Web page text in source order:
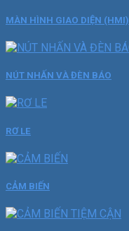
MÀN HÌNH GIAO DIỆN (HMI)
NÚT NHẤN VÀ ĐÈN BÁO
RƠ LE
CẢM BIẾN